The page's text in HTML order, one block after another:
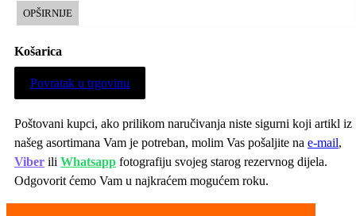
OPŠIRNIJE
Košarica
Povratak u trgovinu
Poštovani kupci, ako prilikom naručivanja niste sigurni koji artikl iz
našeg asortimana Vam je potreban, molim Vas pošaljite na e-mail,
Viber ili Whatsapp fotografiju svojeg starog rezervnog dijela.
Odgovorit ćemo Vam u najkraćem mogućem roku.